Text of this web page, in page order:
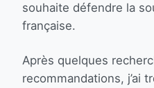
souhaite défendre la
française.
Après quelques
recommandations, j’ai